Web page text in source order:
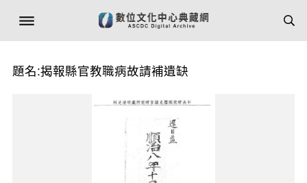
題名:揭報縣官教職病故請補遺缺